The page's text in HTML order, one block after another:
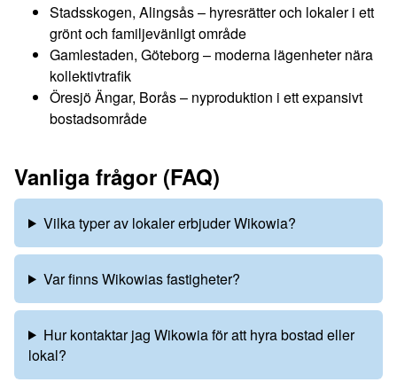
Stadsskogen, Alingsås – hyresrätter och lokaler i ett
grönt och familjevänligt område
Gamlestaden, Göteborg – moderna lägenheter nära
kollektivtrafik
Öresjö Ängar, Borås – nyproduktion i ett expansivt
bostadsområde
Vanliga frågor (FAQ)
Vilka typer av lokaler erbjuder Wikowia?
Var finns Wikowias fastigheter?
Hur kontaktar jag Wikowia för att hyra bostad eller
lokal?